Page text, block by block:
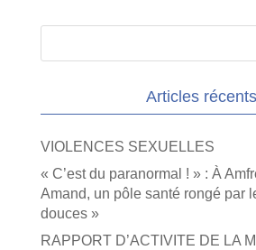
Articles récents
VIOLENCES SEXUELLES
« C’est du paranormal ! » : À
Amand, un pôle santé rongé par
douces »
RAPPORT D’ACTIVITE DE LA